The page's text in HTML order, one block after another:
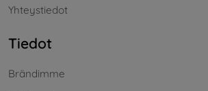
Yhteystiedot
Tiedot
Brändimme